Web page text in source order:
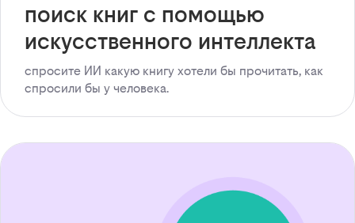
поиск книг с помощью
искусственного интеллекта
спросите ИИ какую книгу хотели бы прочитать, как
спросили бы у человека.